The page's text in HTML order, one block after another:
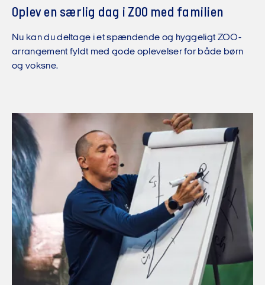
Oplev en særlig dag i ZOO med familien
Nu kan du deltage i et spændende og hyggeligt ZOO-
arrangement fyldt med gode oplevelser for både børn
og voksne.